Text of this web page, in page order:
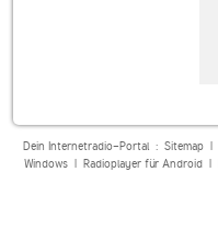
Dein Internetradio-Portal : Sitemap|
Windows| Radioplayer für Android|